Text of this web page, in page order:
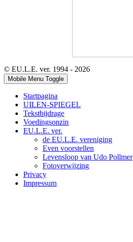
© EU.L.E. ver. 1994 - 2026
Mobile Menu Toggle
Startpagina
UILEN-SPIEGEL
Tekstbijdrage
Voedingsonzin
EU.L.E. ver.
de EU.L.E. vereniging
Even voorstellen
Levensloop van Udo Pollmer
Fotoverwijzing
Privacy
Impressum